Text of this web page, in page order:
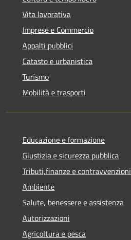
Vita lavorativa
Imprese e Commercio
Appalti pubblici
Catasto e urbanistica
Turismo
Mobilità e trasporti
Educazione e formazione
Giustizia e sicurezza pubblica
Tributi,finanze e contravvenzioni
Ambiente
Salute, benessere e assistenza
Autorizzazioni
Agricoltura e pesca